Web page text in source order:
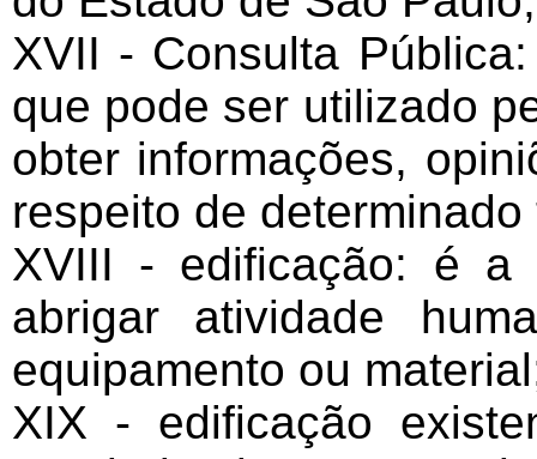
XVII - Consulta
que pode ser utilizado
obter informações,
respeito de determinado
XVIII - edificação: é a
abrigar atividade
equipamento ou
XIX - edificação